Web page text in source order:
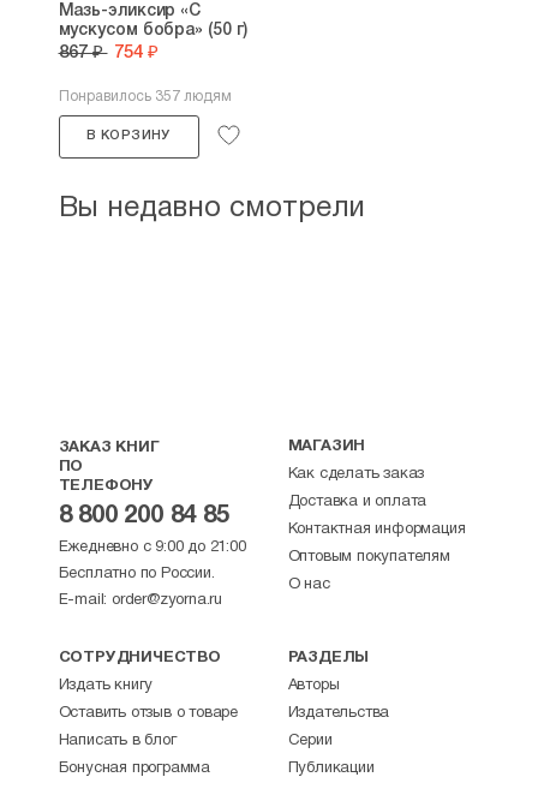
Мазь-эликсир «С
мускусом бобра» (50 г)
867 ₽ 754 ₽
Понравилось 357 людям
В КОРЗИНУ
Вы недавно смотрели
ЗАКАЗ КНИГ
ПО
ТЕЛЕФОНУ
8 800 200 84 85
Ежедневно с 9:00 до 21:00
Бесплатно по России.
E-mail: order@zyorna.ru
МАГАЗИН
Как сделать заказ
Доставка и оплата
Контактная информация
Оптовым покупателям
О нас
СОТРУДНИЧЕСТВО
Издать книгу
Оставить отзыв о товаре
Написать в блог
Бонусная программа
РАЗДЕЛЫ
Авторы
Издательства
Серии
Публикации